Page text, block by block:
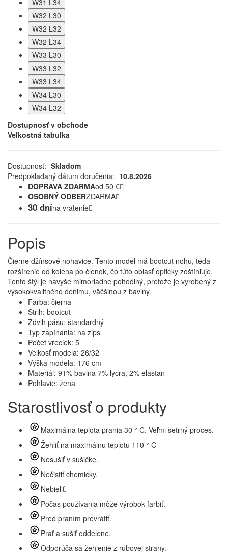
W31 L34
W32 L30
W32 L32
W32 L34
W33 L30
W33 L32
W33 L34
W34 L30
W34 L32
Dostupnosť v obchode
Veľkostná tabuľka
Dostupnosť: Skladom
Predpokladaný dátum doručenia: 10.8.2026
DOPRAVA ZDARMAod 50 €
OSOBNÝ ODBERZDARMA
30 dnína vrátenie
Popis
Čierne džínsové nohavice. Tento model má bootcut nohu, teda
rozšírenie od kolena po členok, čo túto oblasť opticky zoštíhľuje.
Tento štýl je navyše mimoriadne pohodlný, pretože je vyrobený z
vysokokvalitného denimu, väčšinou z bavlny.
Farba: čierna
Strih: bootcut
Zdvih pásu: štandardný
Typ zapínania: na zips
Počet vreciek: 5
Veľkosť modela: 26/32
Výška modela: 176 cm
Materiál: 91% bavlna 7% lycra, 2% elastan
Pohlavie: žena
Starostlivosť o produkty
Maximálna teplota prania 30 ° C. Veľmi šetrný proces.
Žehliť na maximálnu teplotu 110 ° C
Nesušiť v sušičke.
Nečistiť chemicky.
Nebieliť.
Počas používania môže výrobok farbiť.
Pred praním prevrátiť.
Prať a sušiť oddelene.
Odporúča sa žehlenie z rubovej strany.